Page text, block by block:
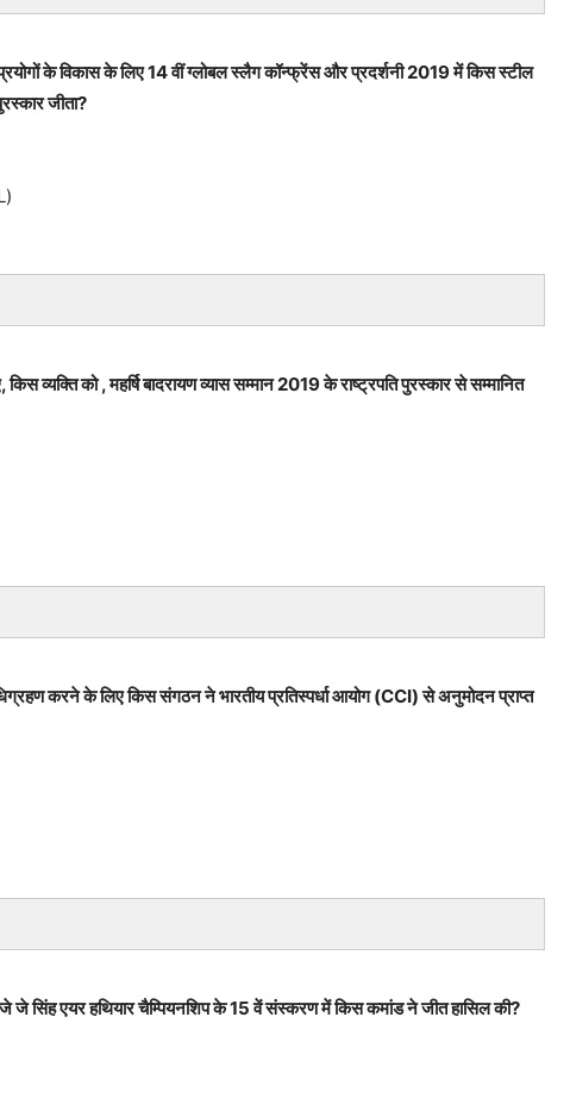
के विकास के लिए 14 वीं ग्लोबल स्लैग कॉन्फ्रेंस और प्रदर्शनी 2019 में किस स्टील
जीता?
व्यक्ति को , महर्षि बादरायण व्यास सम्मान 2019 के राष्ट्रपति पुरस्कार से सम्मानित
करने के लिए किस संगठन ने भारतीय प्रतिस्पर्धा आयोग (CCI) से अनुमोदन प्राप्त
जे सिंह एयर हथियार चैम्पियनशिप के 15 वें संस्करण में किस कमांड ने जीत हासिल की?